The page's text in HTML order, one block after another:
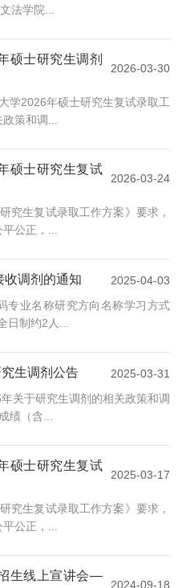
法学院...
硕士研究生调剂
2026-03-30
学2026年硕士研究生复试录取工
策和调...
硕士研究生复试
2026-03-24
究生复试录取工作方案》要求，
公正，...
收调剂的通知
2025-04-03
专业名称研究方向名称学习方式
日制约2人...
生调剂公告
2025-03-31
关于研究生调剂的相关政策和调
绩（含...
硕士研究生复试
2025-03-17
究生复试录取工作方案》要求，
公正，...
生线上宣讲会—
2024-09-18